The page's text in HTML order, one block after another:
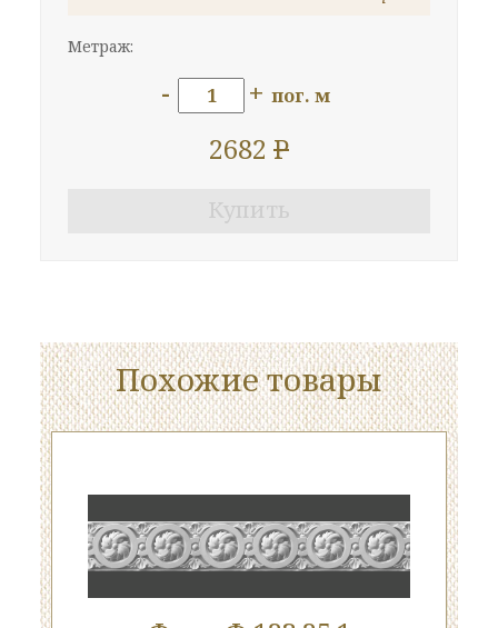
Метраж:
- + пог. м
2682 P
Купить
Похожие товары